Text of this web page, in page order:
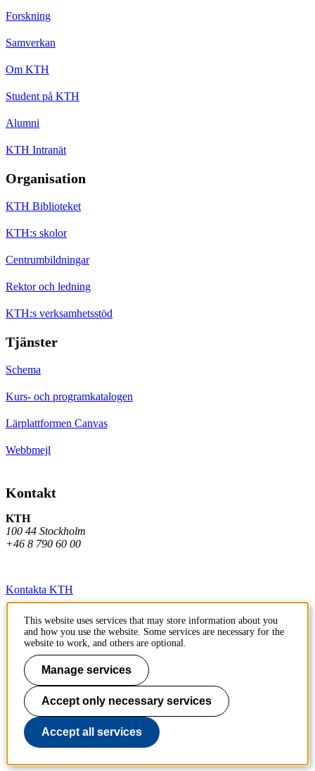
Forskning
Samverkan
Om KTH
Student på KTH
Alumni
KTH Intranät
Organisation
KTH Biblioteket
KTH:s skolor
Centrumbildningar
Rektor och ledning
KTH:s verksamhetsstöd
Tjänster
Schema
Kurs- och programkatalogen
Lärplattformen Canvas
Webbmejl
Kontakt
KTH
100 44 Stockholm
+46 8 790 60 00
Kontakta KTH
Jobba på KTH
Press och media
Faktura och betalning KTH
Om KTH:s webbplatser
Tillgänglighetsredogörelse
This website uses services that may store information about you
and how you use the website. Some services are necessary for the
website to work, and others are optional.
Manage services
Accept only necessary services
Accept all services